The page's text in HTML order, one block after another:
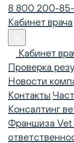
8 800 200-
Кабинет врача
Кабинет
Проверка
Новости
Контакты
Консалтинг
Франшиза Vet